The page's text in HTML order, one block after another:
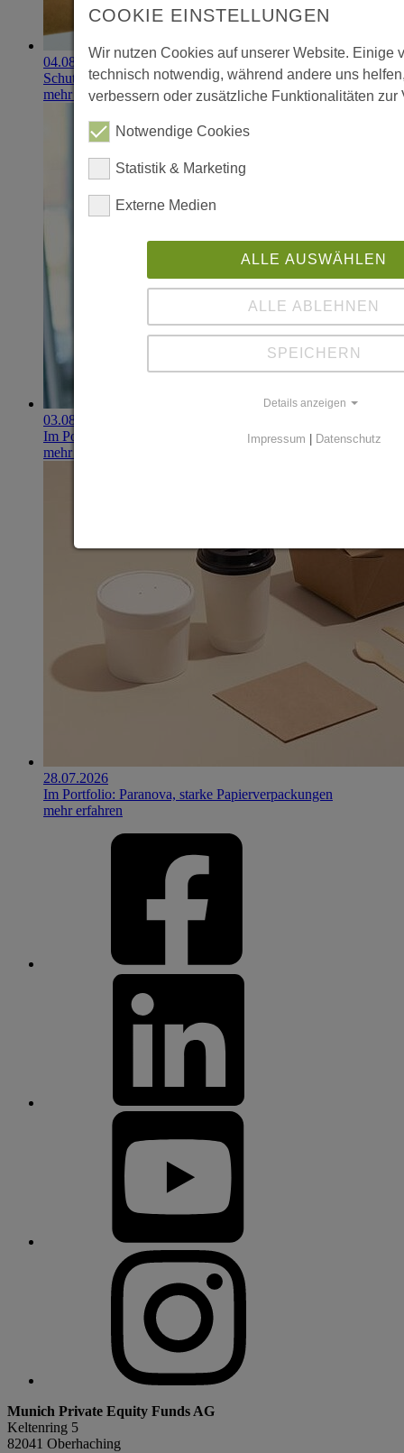
04.08.2026
Schutzhandschuhe erzielen 900.000-Euro-Exit
mehr erfahren
03.08.2026
Im Portfolio: Iset Telecom, IT für das Gesundheitswesen
mehr erfahren
28.07.2026
Im Portfolio: Paranova, starke Papierverpackungen
mehr erfahren
Munich Private Equity Funds AG
Keltenring 5
82041 Oberhaching
COOKIE EINSTELLUNGEN
Wir nutzen Cookies auf unserer Website. Einige
technisch notwendig, während andere uns
verbessern oder zusätzliche Funktionalitäten zur
Notwendige Cookies
Statistik & Marketing
Externe Medien
ALLE AUSWÄHLEN
ALLE ABLEHNEN
SPEICHERN
Details anzeigen
Impressum | Datenschutz